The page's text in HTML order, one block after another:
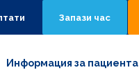
Запази час
Информация за пациента